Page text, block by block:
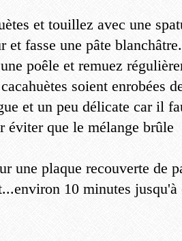
et touillez avec une
et fasse une pâte blanchâtre.
poêle et remuez
soient enrobées
et un peu délicate car il
éviter que le mélange brûle
une plaque recouverte de
10 minutes